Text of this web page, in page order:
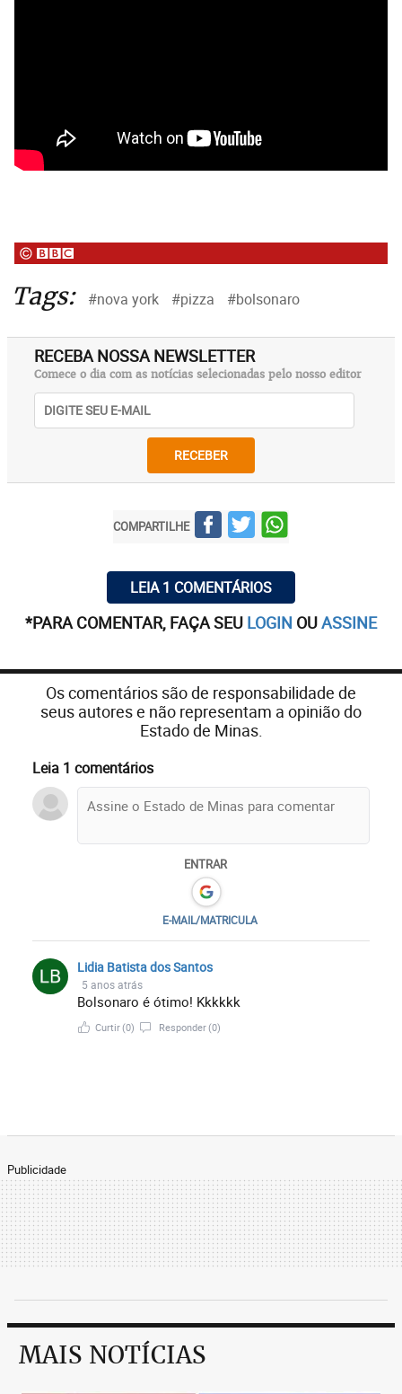
Tags: #nova york #pizza #bolsonaro
RECEBA NOSSA NEWSLETTER
Comece o dia com as notícias selecionadas pelo nosso editor
RECEBER
COMPARTILHE
LEIA 1 COMENTÁRIOS
*PARA COMENTAR, FAÇA SEU LOGIN OUASSINE
Os comentários são de responsabilidade de
seus autores e não representam a opinião do
Estado de Minas.
Leia 1 comentários
ENTRAR
E-MAIL/MATRICULA
Lidia Batista dos Santos
5 anos atrás
Bolsonaro é ótimo! Kkkkkk
Curtir(0) Responder(0)
Publicidade
MAIS NOTÍCIAS